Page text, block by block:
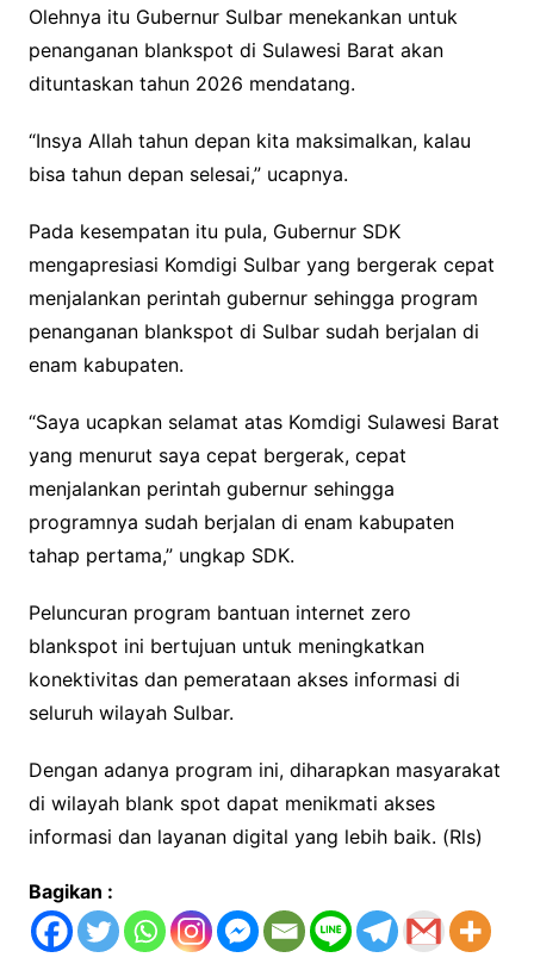
Olehnya itu Gubernur Sulbar menekankan untuk
penanganan blankspot di Sulawesi Barat akan
dituntaskan tahun 2026 mendatang.
“Insya Allah tahun depan kita maksimalkan, kalau
bisa tahun depan selesai,” ucapnya.
Pada kesempatan itu pula, Gubernur SDK
mengapresiasi Komdigi Sulbar yang bergerak cepat
menjalankan perintah gubernur sehingga program
penanganan blankspot di Sulbar sudah berjalan di
enam kabupaten.
“Saya ucapkan selamat atas Komdigi Sulawesi Barat
yang menurut saya cepat bergerak, cepat
menjalankan perintah gubernur sehingga
programnya sudah berjalan di enam kabupaten
tahap pertama,” ungkap SDK.
Peluncuran program bantuan internet zero
blankspot ini bertujuan untuk meningkatkan
konektivitas dan pemerataan akses informasi di
seluruh wilayah Sulbar.
Dengan adanya program ini, diharapkan masyarakat
di wilayah blank spot dapat menikmati akses
informasi dan layanan digital yang lebih baik. (Rls)
Bagikan :